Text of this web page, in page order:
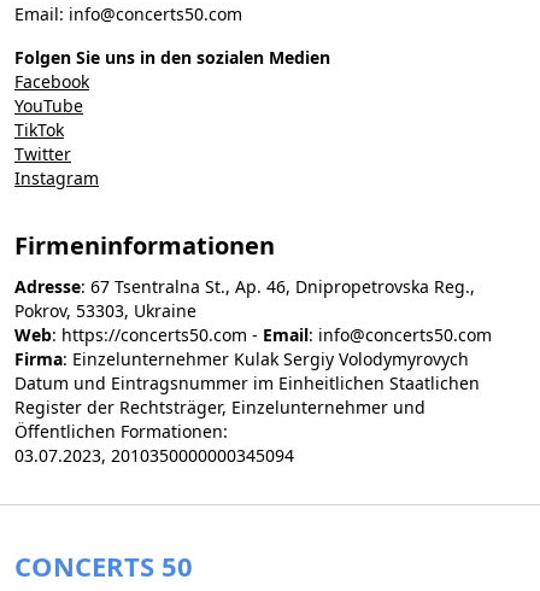
Email: info@concerts50.com
Folgen Sie uns in den sozialen Medien
Facebook
YouTube
TikTok
Twitter
Instagram
Firmeninformationen
Adresse: 67 Tsentralna St., Ap. 46, Dnipropetrovska Reg.,
Pokrov, 53303, Ukraine
Web: https://concerts50.com - Email: info@concerts50.com
Firma: Einzelunternehmer Kulak Sergiy Volodymyrovych
Datum und Eintragsnummer im Einheitlichen Staatlichen
Register der Rechtsträger, Einzelunternehmer und
Öffentlichen Formationen:
03.07.2023, 2010350000000345094
CONCERTS 50